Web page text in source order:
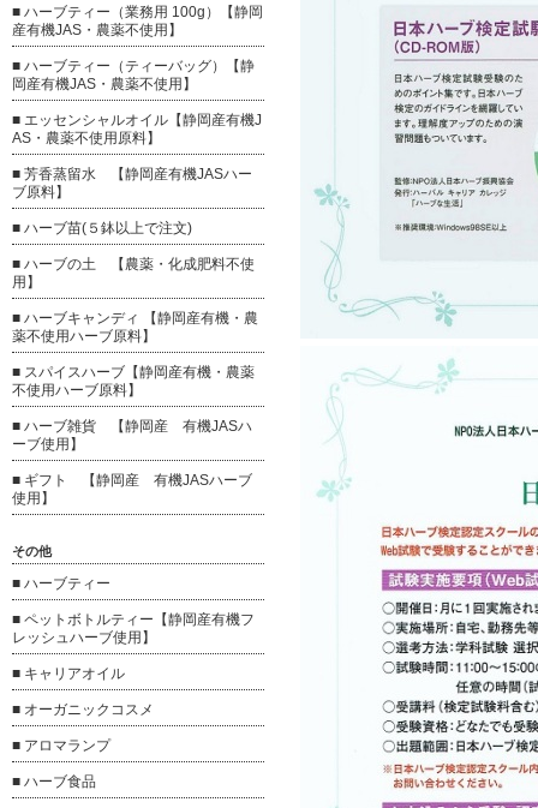
■ ハーブティー（業務用 100g）【静岡
産有機JAS・農薬不使用】
■ ハーブティー（ティーバッグ）【静
岡産有機JAS・農薬不使用】
■ エッセンシャルオイル【静岡産有機J
AS・農薬不使用原料】
■ 芳香蒸留水 【静岡産有機JASハー
ブ原料】
■ ハーブ苗(５鉢以上で注文)
■ ハーブの土 【農薬・化成肥料不使
用】
■ ハーブキャンディ 【静岡産有機・農
薬不使用ハーブ原料】
■ スパイスハーブ【静岡産有機・農薬
不使用ハーブ原料】
■ ハーブ雑貨 【静岡産 有機JASハ
ーブ使用】
■ ギフト 【静岡産 有機JASハーブ
使用】
その他
■ ハーブティー
■ ペットボトルティー【静岡産有機フ
レッシュハーブ使用】
■ キャリアオイル
■ オーガニックコスメ
■ アロマランプ
■ ハーブ食品